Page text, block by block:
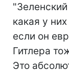
какая у
если он
Гитлера
Это